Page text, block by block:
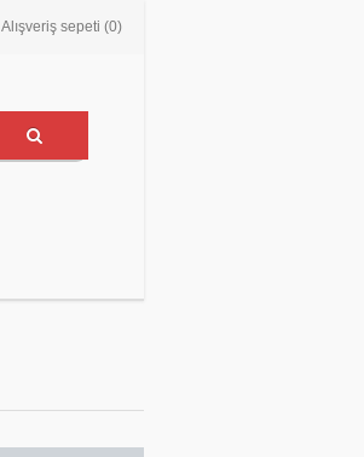
Alışveriş sepeti (0)